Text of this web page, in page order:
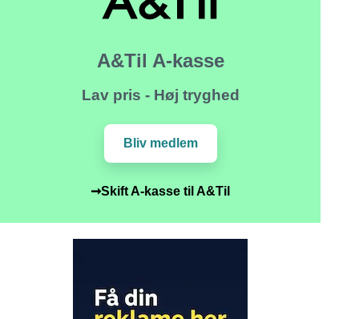
A&Til A-kasse
Lav pris - Høj tryghed
Bliv medlem
➞Skift A-kasse til A&Til